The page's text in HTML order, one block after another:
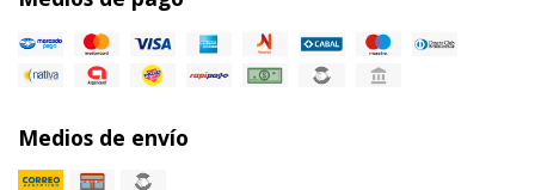
Medios de envío